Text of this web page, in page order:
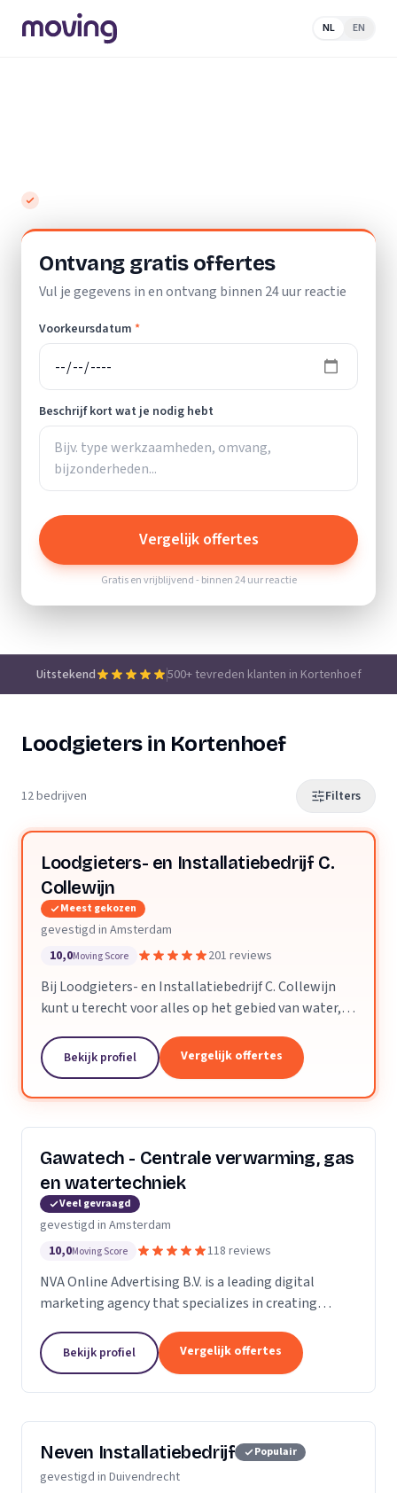
NL EN
Ontvang gratis offertes
Vul je gegevens in en ontvang binnen 24 uur reactie
Voorkeursdatum *
Beschrijf kort wat je nodig hebt
Vergelijk offertes
Gratis en vrijblijvend - binnen 24 uur reactie
Uitstekend 500+ tevreden klanten in Kortenhoef
Loodgieters in Kortenhoef
12 bedrijven Filters
Loodgieters- en Installatiebedrijf C.
Collewijn
Meest gekozen
gevestigd in Amsterdam
10,0Moving Score 201 reviews
Bij Loodgieters- en Installatiebedrijf C. Collewijn
kunt u terecht voor alles op het gebied van water,
zinkwerken. Voor vakkundig installeren,...
Bekijk profiel Vergelijk offertes
Gawatech - Centrale verwarming, gas
en watertechniek
Veel gevraagd
gevestigd in Amsterdam
10,0Moving Score 118 reviews
NVA Online Advertising B.V. is a leading digital
marketing agency that specializes in creating
team of seasoned professionals who are
passionate...
Bekijk profiel Vergelijk offertes
Neven Installatiebedrijf Populair
gevestigd in Duivendrecht